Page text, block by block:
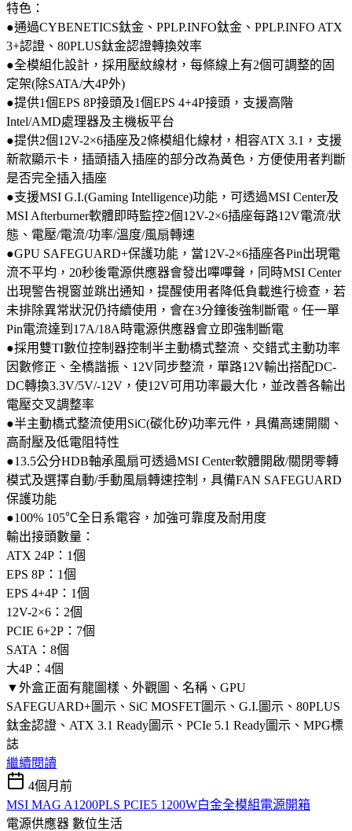
特色：
●通過CYBENETICS鈦金、PPLP.INFO鈦金、PPLP.INFO ATX
3+認證、80PLUS鈦金認證轉換效率
●全模組化設計，採用壓紋線材，每條線上有2個可調整的固
定架(除SATA/大4P外)
●提供1個EPS 8P接頭及1個EPS 4+4P接頭，支援高階
Intel/AMD處理器及主機板平台
●提供2個12V-2×6插座及2條模組化線材，相容ATX 3.1，支援
新款顯示卡，插頭插入插座的部分改為黃色，方便使用者判斷
是否完全插入插座
●支援MSI G.I.(Gaming Intelligence)功能，可透過MSI Center及
MSI Afterburner軟體即時監控2個12V-2×6插座每路12V電流/狀
態、電壓/電流/功率/溫度/風扇轉速
●GPU SAFEGUARD+保護功能，當12V-2×6插座各Pin出現電
流不平均，20秒後電源供應器會發出嗶嗶聲，同時MSI Center
出現警告視窗並跳出通知，提醒使用者降低負載進行檢查，若
未排除異常狀況仍持續使用，會在3分鐘後強制斷電。任一單
Pin電流達到17A/18A時電源供應器會立即強制斷電
●採用雙TI數位控制器控制半主動橋式整流、交錯式主動功率
因數修正、全橋諧振、12V同步整流，單路12V輸出搭配DC-
DC轉換3.3V/5V/-12V，使12V可用功率最大化，並改善各輸出
電壓交叉調整率
●半主動橋式整流使用SiC(碳化矽)功率元件，具備高速開關、
高耐壓及低電阻特性
●13.5公分HDB軸承風扇可透過MSI Center軟體開啟/關閉零轉
模式及選擇自動/手動風扇轉速控制，具備FAN SAFEGUARD
保護功能
●100% 105℃全日系電容，加強可靠度及耐用度
輸出接頭數量：
ATX 24P：1個
EPS 8P：1個
EPS 4+4P：1個
12V-2×6：2個
PCIE 6+2P：7個
SATA：8個
大4P：4個
▼外盒正面有龍圖樣、外觀圖、名稱、GPU
SAFEGUARD+圖示、SiC MOSFET圖示、G.I.圖示、80PLUS
鈦金認證、ATX 3.1 Ready圖示、PCIe 5.1 Ready圖示、MPG標
誌
繼續閱讀
4個月前
MSI MAG A1200PLS PCIE5 1200W白金全模組電源開箱
電源供應器 數位生活